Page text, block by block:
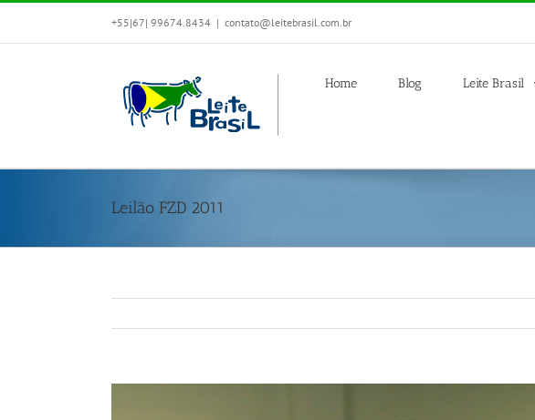
+55|67| 99674.8434 | contato@leitebrasil.com.br
Home Blog Leite Brasil
Leilão FZD 2011